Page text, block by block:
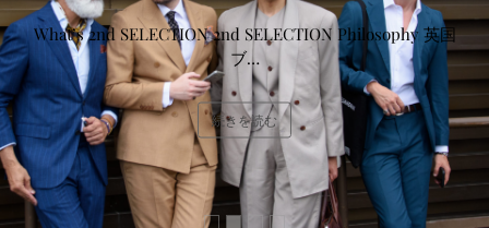
What’s 2nd SELECTION 2nd SELECTION Philosophy 英国
ブ…
続きを読む